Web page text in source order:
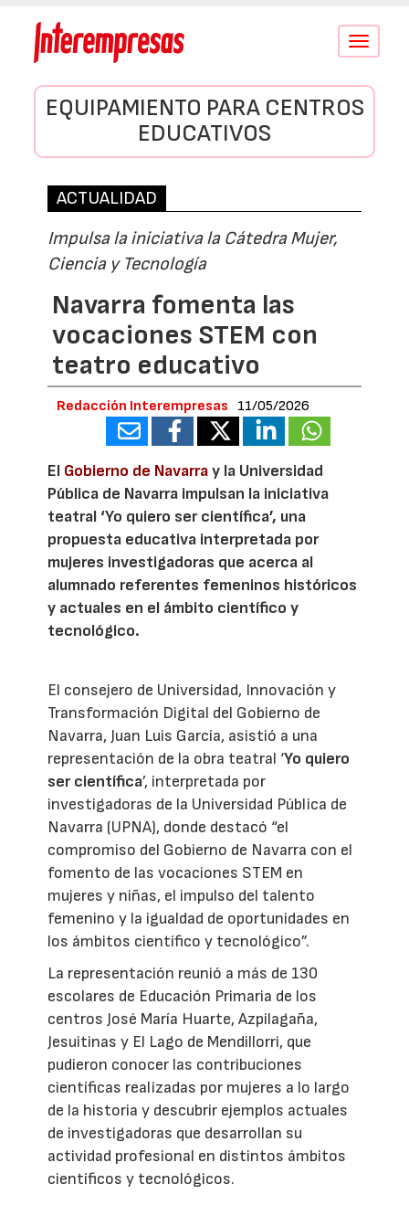
Conmutar
EQUIPAMIENTO PARA CENTROS
EDUCATIVOS
ACTUALIDAD
Impulsa la iniciativa la Cátedra Mujer,
Ciencia y Tecnología
Navarra fomenta las
vocaciones STEM con
teatro educativo
Redacción Interempresas 11/05/2026
El Gobierno de Navarray la Universidad
Pública de Navarra impulsan la iniciativa
teatral ‘Yo quiero ser científica’, una
propuesta educativa interpretada por
mujeres investigadoras que acerca al
alumnado referentes femeninos históricos
y actuales en el ámbito científico y
tecnológico.
El consejero de Universidad, Innovación y
Transformación Digital del Gobierno de
Navarra, Juan Luis García, asistió a una
representación de la obra teatral ‘Yo quiero
ser científica’, interpretada por
investigadoras de la Universidad Pública de
Navarra (UPNA), donde destacó “el
compromiso del Gobierno de Navarra con el
fomento de las vocaciones STEM en
mujeres y niñas, el impulso del talento
femenino y la igualdad de oportunidades en
los ámbitos científico y tecnológico”.
La representación reunió a más de 130
escolares de Educación Primaria de los
centros José María Huarte, Azpilagaña,
Jesuitinas y El Lago de Mendillorri, que
pudieron conocer las contribuciones
científicas realizadas por mujeres a lo largo
de la historia y descubrir ejemplos actuales
de investigadoras que desarrollan su
actividad profesional en distintos ámbitos
científicos y tecnológicos.